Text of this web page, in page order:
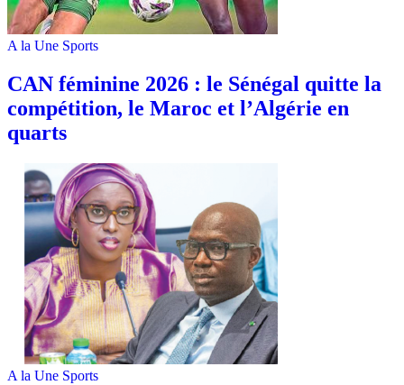
A la Une Sports
‎CAN féminine 2026 : le Sénégal quitte la
compétition, le Maroc et l’Algérie en
quarts
A la Une Sports